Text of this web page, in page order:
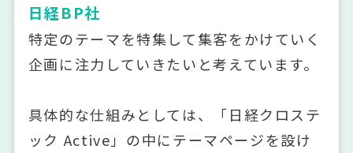
日経BP社
特定のテーマを特集して集客をかけていく
企画に注力していきたいと考えています。
具体的な仕組みとしては、「日経クロステ
ック Active」の中にテーマページを設け